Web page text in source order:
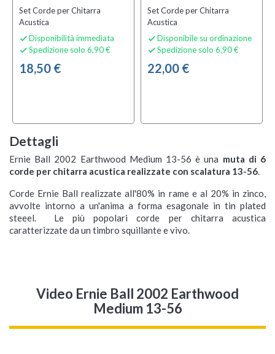
Set Corde per Chitarra
Acustica
 Disponibilità immediata
 Spedizione solo 6,90 €
18,50 €
Set Corde per Chitarra
Acustica
 Disponibile su ordinazione
 Spedizione solo 6,90 €
22,00 €
Dettagli
Ernie Ball 2002 Earthwood Medium 13-56 è una muta di 6
corde per chitarra acustica realizzate con scalatura 13-56.
Corde Ernie Ball realizzate all'80% in rame e al 20% in zinco,
avvolte intorno a un'anima a forma esagonale in tin plated
steeel. Le più popolari corde per chitarra acustica
caratterizzate da un timbro squillante e vivo.
Video Ernie Ball 2002 Earthwood
Medium 13-56